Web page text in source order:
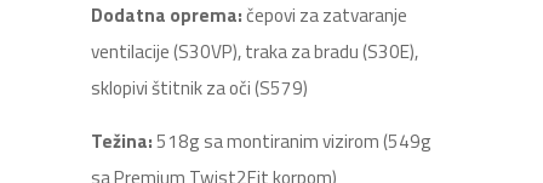
Dodatna oprema:čepovi za zatvaranje
ventilacije (S30VP), traka za bradu (S30E),
sklopivi štitnik za oči (S579)
Težina:518g sa montiranim vizirom (549g